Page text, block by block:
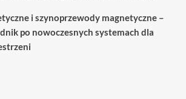
i szynoprzewody magnetyczne –
po nowoczesnych systemach dla